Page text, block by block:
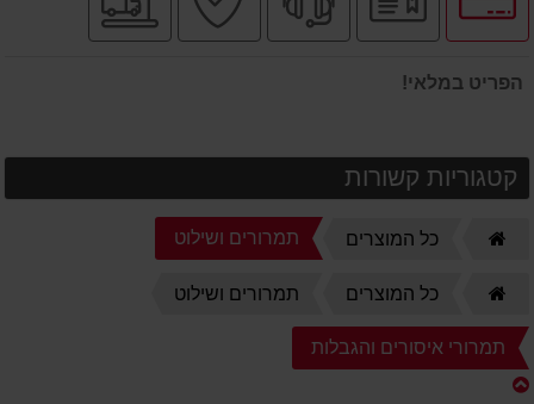
לאפשרויות
תשלומים
רשמי
מקצועי
בטוחה
הפריט במלאי!
קטגוריות קשורות
כל המוצרים תמרורים ושילוט
כל המוצרים תמרורים ושילוט
תמרורי איסורים והגבלות